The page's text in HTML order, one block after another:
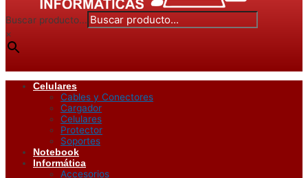
Buscar producto...
×
Celulares
Cables y Conectores
Cargador
Celulares
Protector
Soportes
Notebook
Informática
Accesorios